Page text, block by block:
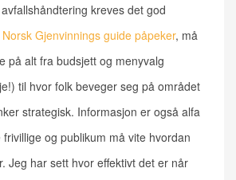
kreves det god
Norsk Gjenvinnings guide påpeker, må
på alt fra budsjett og menyvalg
til hvor folk beveger seg på området
strategisk. Informasjon er også alfa
og publikum må vite hvordan
Jeg har sett hvor effektivt det er når